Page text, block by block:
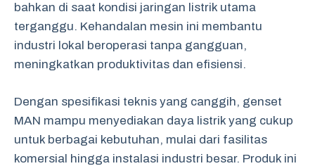
bahkan di saat kondisi jaringan listrik utama
terganggu. Kehandalan mesin ini membantu
industri lokal beroperasi tanpa gangguan,
meningkatkan produktivitas dan efisiensi.
Dengan spesifikasi teknis yang canggih, genset
MAN mampu menyediakan daya listrik yang cukup
untuk berbagai kebutuhan, mulai dari fasilitas
komersial hingga instalasi industri besar. Produk ini